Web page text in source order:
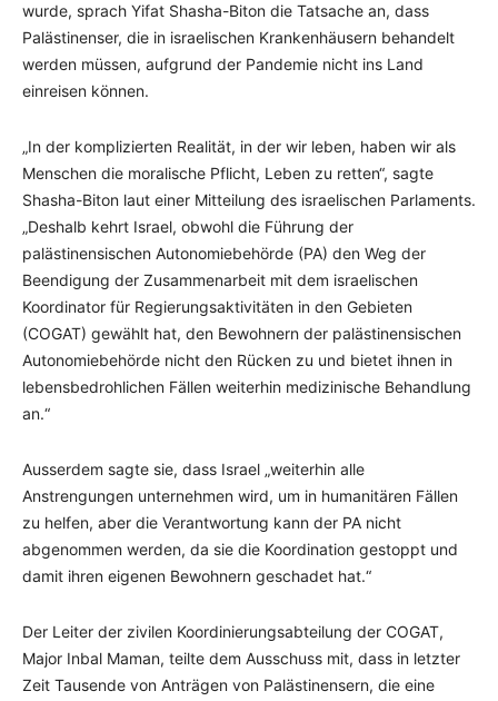
wurde, sprach Yifat Shasha-Biton die Tatsache an, dass
Palästinenser, die in israelischen Krankenhäusern behandelt
werden müssen, aufgrund der Pandemie nicht ins Land
einreisen können.
„In der komplizierten Realität, in der wir leben, haben wir als
Menschen die moralische Pflicht, Leben zu retten“, sagte
Shasha-Biton laut einer Mitteilung des israelischen Parlaments.
„Deshalb kehrt Israel, obwohl die Führung der
palästinensischen Autonomiebehörde (PA) den Weg der
Beendigung der Zusammenarbeit mit dem israelischen
Koordinator für Regierungsaktivitäten in den Gebieten
(COGAT) gewählt hat, den Bewohnern der palästinensischen
Autonomiebehörde nicht den Rücken zu und bietet ihnen in
lebensbedrohlichen Fällen weiterhin medizinische Behandlung
an.“
Ausserdem sagte sie, dass Israel „weiterhin alle
Anstrengungen unternehmen wird, um in humanitären Fällen
zu helfen, aber die Verantwortung kann der PA nicht
abgenommen werden, da sie die Koordination gestoppt und
damit ihren eigenen Bewohnern geschadet hat.“
Der Leiter der zivilen Koordinierungsabteilung der COGAT,
Major Inbal Maman, teilte dem Ausschuss mit, dass in letzter
Zeit Tausende von Anträgen von Palästinensern, die eine